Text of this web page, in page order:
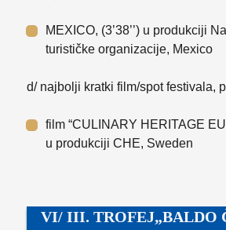
MEXICO, (3’38’’) u produkciji
turističke organizacije, Mexico
d/ najbolji kratki film/spot festivala,
film “CULINARY HERITAGE
u produkciji CHE, Sweden
VI/ III. TROFEJ„BALDO